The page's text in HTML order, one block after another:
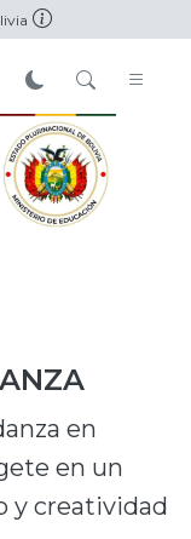
en
en un
y creatividad